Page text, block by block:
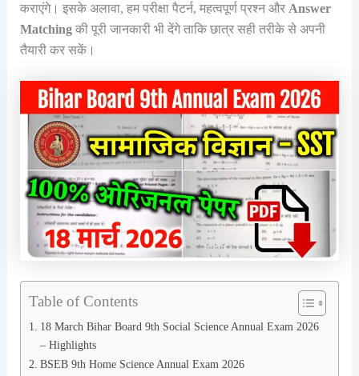
कराएंगे। इसके अलावा, हम परीक्षा पैटर्न, महत्वपूर्ण प्रश्न और Answer
Matchingकी पूरी जानकारी भी देंगे ताकि छात्र सही तरीके से अपनी
तैयारी कर सकें।
Table of Contents
18 March Bihar Board 9th Social Science Annual Exam 2026
– Highlights
BSEB 9th Home Science Annual Exam 2026